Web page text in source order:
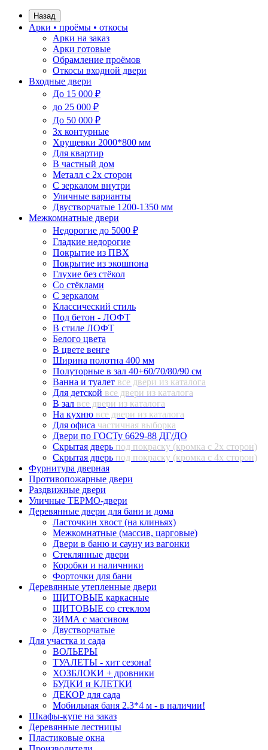
Назад
Арки • проёмы • откосы
Арки на заказ
Арки готовые
Обрамление проёмов
Откосы входной двери
Входные двери
До 15 000 ₽
до 25 000 ₽
До 50 000 ₽
3х контурные
Хрущевки 2000*800 мм
Для квартир
В частный дом
Металл с 2х сторон
С зеркалом внутри
Уличные варианты
Двустворчатые 1200-1350 мм
Межкомнатные двери
Недорогие до 5000 ₽
Гладкие недорогие
Покрытие из ПВХ
Покрытие из экошпона
Глухие без стёкол
Со стёклами
С зеркалом
Классический стиль
Под бетон - ЛОФТ
В стиле ЛОФТ
Белого цвета
В цвете венге
Ширина полотна 400 мм
Полуторные в зал 40+60/70/80/90 см
Ванна и туалет все двери из каталога
Для детской все двери из каталога
В зал все двери из каталога
На кухню все двери из каталога
Для офиса частичная выборка
Двери по ГОСТу 6629-88 ДГ/ДО
Скрытая дверь под покраску (кромка с 2х сторон)
Скрытая дверь под покраску (кромка с 4х сторон)
Фурнитура дверная
Противопожарные двери
Раздвижные двери
Уличные ТЕРМО-двери
Деревянные двери для бани и дома
Ласточкин хвост (на клиньях)
Межкомнатные (массив, царговые)
Двери в баню и сауну из вагонки
Стеклянные двери
Коробки и наличники
Форточки для бани
Деревянные утепленные двери
ЩИТОВЫЕ каркасные
ЩИТОВЫЕ со стеклом
ЗИМА с массивом
Двустворчатые
Для участка и сада
ВОЛЬЕРЫ
ТУАЛЕТЫ - хит сезона!
ХОЗБЛОКИ + дровники
БУДКИ и КЛЕТКИ
ДЕКОР для сада
Мобильная баня 2.3*4 м - в наличии!
Шкафы-купе на заказ
Деревянные лестницы
Пластиковые окна